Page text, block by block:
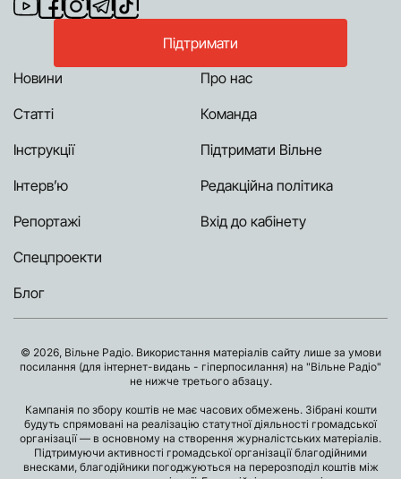
Підтримати
Новини
Статті
Інструкції
Інтерв’ю
Репортажі
Спецпроекти
Блог
Про нас
Команда
Підтримати Вільне
Редакційна політика
Вхід до кабінету
© 2026, Вільне Радіо. Використання матеріалів сайту лише за умови
посилання (для інтернет-видань - гіперпосилання) на "Вільне Радіо"
не нижче третього абзацу.
Кампанія по збору коштів не має часових обмежень. Зібрані кошти
будуть спрямовані на реалізацію статутної діяльності громадської
організації — в основному на створення журналістських матеріалів.
Підтримуючи активності громадської організації благодійними
внесками, благодійники погоджуються на перерозподіл коштів між